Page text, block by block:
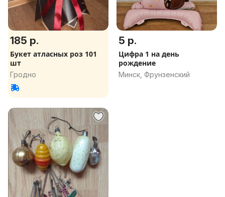
185 р.
Букет атласных роз 101
шт
Гродно
5 р.
Цифра 1 на день
рождение
Минск, Фрунзенский